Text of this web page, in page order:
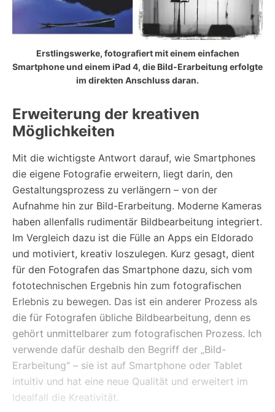
Erstlingswerke, fotografiert mit einem einfachen
Smartphone und einem iPad 4, die Bild-Erarbeitung erfolgte
im direkten Anschluss daran.
Erweiterung der kreativen
Möglichkeiten
Mit die wichtigste Antwort darauf, wie Smartphones
die eigene Fotografie erweitern, liegt darin, den
Gestaltungsprozess zu verlängern – von der
Aufnahme hin zur Bild-Erarbeitung. Moderne Kameras
haben allenfalls rudimentär Bildbearbeitung integriert.
Im Vergleich dazu ist die Fülle an Apps ein Eldorado
und motiviert, kreativ loszulegen. Kurz gesagt, dient
für den Fotografen das Smartphone dazu, sich vom
fototechnischen Ergebnis hin zum fotografischen
Erlebnis zu bewegen. Das ist ein anderer Prozess als
die für Fotografen übliche Bildbearbeitung, denn es
gehört unmittelbarer zum fotografischen Prozess. Ich
verwende dafür deshalb den Begriff der „Bild-
Erarbeitung“ – sie ist auf Smartphone oder Tablet
intuitiv und hat eine neue Qualität und erweitert im
Idealfall die Kreativität.